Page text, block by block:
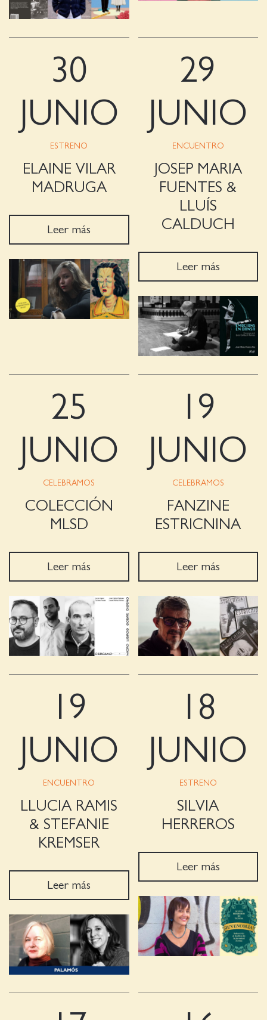
30
JUNIO
ESTRENO
ELAINE VILAR
MADRUGA
Leer más
29
JUNIO
ENCUENTRO
JOSEP MARIA
FUENTES &
LLUÍS
CALDUCH
Leer más
25
JUNIO
CELEBRAMOS
COLECCIÓN
MLSD
Leer más
19
JUNIO
CELEBRAMOS
FANZINE
ESTRICNINA
Leer más
19
JUNIO
ENCUENTRO
LLUCIA RAMIS
& STEFANIE
KREMSER
Leer más
18
JUNIO
ESTRENO
SILVIA
HERREROS
Leer más